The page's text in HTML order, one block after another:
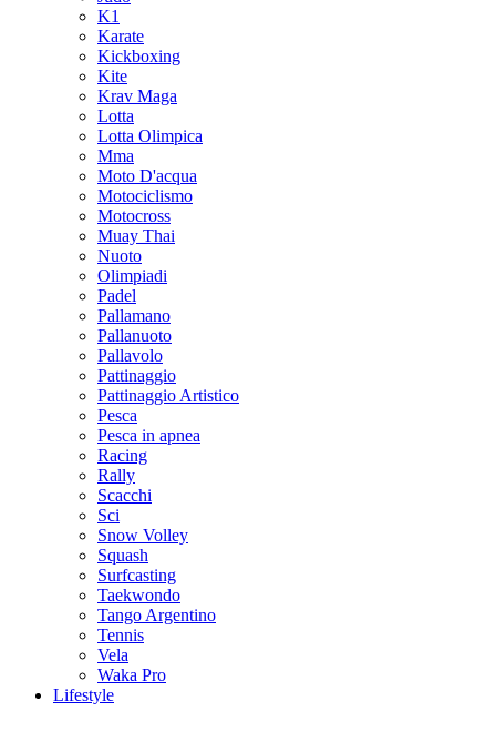
K1
Karate
Kickboxing
Kite
Krav Maga
Lotta
Lotta Olimpica
Mma
Moto D'acqua
Motociclismo
Motocross
Muay Thai
Nuoto
Olimpiadi
Padel
Pallamano
Pallanuoto
Pallavolo
Pattinaggio
Pattinaggio Artistico
Pesca
Pesca in apnea
Racing
Rally
Scacchi
Sci
Snow Volley
Squash
Surfcasting
Taekwondo
Tango Argentino
Tennis
Vela
Waka Pro
Lifestyle